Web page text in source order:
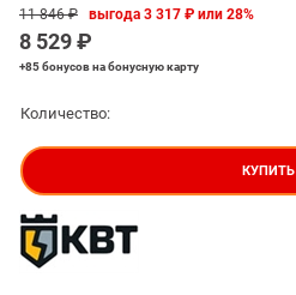
11 846 ₽
8 529 ₽
выгода3 317 ₽ или28%
+85 бонусовна бонусную карту
Количество:
КУПИТЬ